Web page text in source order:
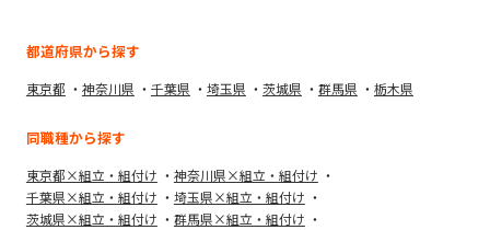
都道府県から探す
東京都 神奈川県 千葉県 埼玉県 茨城県 群馬県 栃木県
同職種から探す
東京都×組立・組付け
神奈川県×組立・組付け
千葉県×組立・組付け
埼玉県×組立・組付け
茨城県×組立・組付け
群馬県×組立・組付け